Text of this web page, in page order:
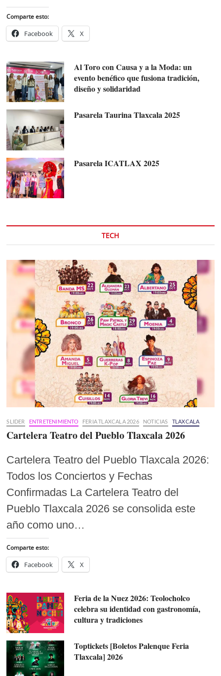
Comparte esto:
Facebook X
Al Toro con Causa y a la Moda: un
evento benéfico que fusiona tradición,
diseño y solidaridad
Pasarela Taurina Tlaxcala 2025
Pasarela ICATLAX 2025
TECH
SLIDER ENTRETENIMIENTO FERIA TLAXCALA 2026 NOTICIAS TLAXCALA
Cartelera Teatro del Pueblo Tlaxcala 2026
Cartelera Teatro del Pueblo Tlaxcala 2026:
Todos los Conciertos y Fechas
Confirmadas La Cartelera Teatro del
Pueblo Tlaxcala 2026 se consolida este
año como uno…
Comparte esto:
Facebook X
Feria de la Nuez 2026: Teolocholco
celebra su identidad con gastronomía,
cultura y tradiciones
Toptickets [Boletos Palenque Feria
Tlaxcala] 2026